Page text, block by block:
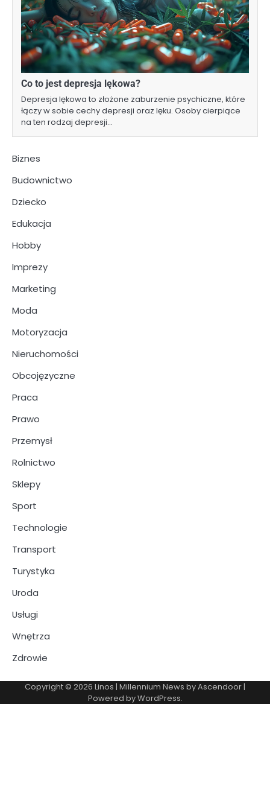
Co to jest depresja lękowa?
Depresja lękowa to złożone zaburzenie psychiczne, które
łączy w sobie cechy depresji oraz lęku. Osoby cierpiące
na ten rodzaj depresji…
Biznes
Budownictwo
Dziecko
Edukacja
Hobby
Imprezy
Marketing
Moda
Motoryzacja
Nieruchomości
Obcojęzyczne
Praca
Prawo
Przemysł
Rolnictwo
Sklepy
Sport
Technologie
Transport
Turystyka
Uroda
Usługi
Wnętrza
Zdrowie
Copyright © 2026 Linos | Millennium News byAscendoor|
Powered byWordPress.